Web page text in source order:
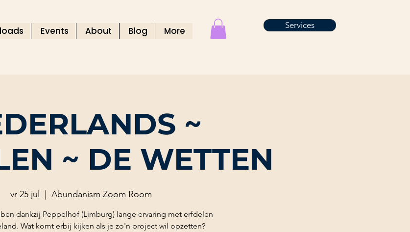
Events About Blog More Services
~
~ DE WETTEN
vr 25 jul Abundanism Zoom Room
dankzij Peppelhof (Limburg) lange ervaring met erfdelen
Wat komt erbij kijken als je zo'n project wil opzetten?